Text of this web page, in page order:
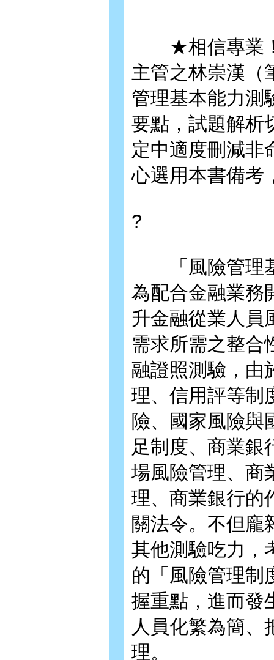
★相信專業！
主管之林崇漢（
管理基本能力測
要點，試題解析
定中適度刪減非
心選用本書備
?
「風險管理基
為配合金融業務
升金融從業人員
需求所需之整合
融證照測驗，由
理、信用評等制
險、國家風險與
足制度、商業銀
場風險管理、商
理、商業銀行的
關法令。不但龐
其他測驗吃力，
的「風險管理制
握重點，進而發
人員化繁為簡、
理。